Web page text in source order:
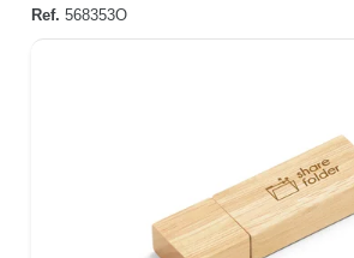
Ref. 568353O